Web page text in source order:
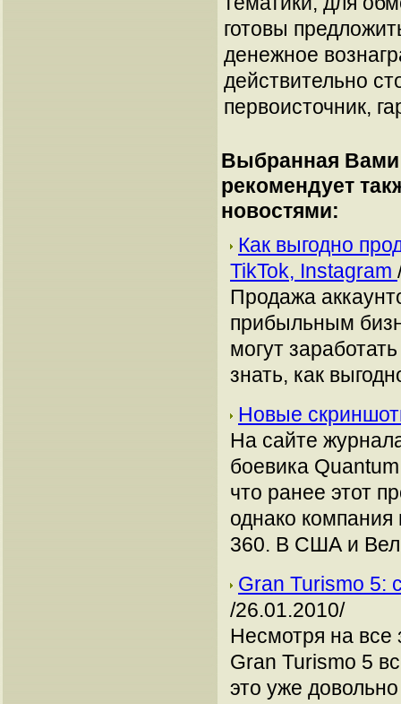
готовы
денежное
действительно
первоисточник,
Выбранная Вами
рекомендует
новостями:
Как выгодно
TikTok, Instagram
Продажа
прибыльным
могут
знать, как
Новые
На сайте
боевика
что ранее этот
однако
360. В США и
Gran Turismo 5:
/26.01.2010/
Несмотря на все
Gran Turismo 5
это уже